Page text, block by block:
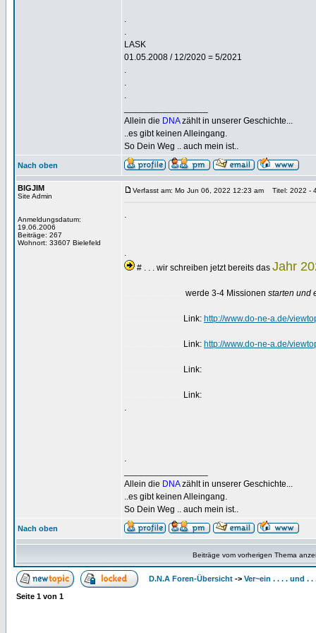
.
.
LASK
01.05.2008 / 12/2020 = 5/2021
.
.
.
Allein die DNAzählt in unserer Geschichte...
..es gibt keinen Alleingang.
So Dein Weg .. auch mein ist..
Nach oben
BIGJIM
Site Admin
Anmeldungsdatum:
19.06.2006
Beiträge: 267
Wohnort: 33607 Bielefeld
Verfasst am: Mo Jun 06, 2022 12:23 am Titel: 2022 -
.
.
# . . . wir schreiben jetzt bereits das Jahr
werde 3-4 Missionen starten und
Link: http://www.do-ne-a.de/
Link: http://www.do-ne-a.de/
Link:
Link:
.
.
Allein die DNAzählt in unserer Geschichte...
..es gibt keinen Alleingang.
So Dein Weg .. auch mein ist..
Nach oben
Beiträge vom vorherigen Thema
D.N.A Foren-Übersicht -> Ver~ein . . . . und . .
Seite 1 von 1